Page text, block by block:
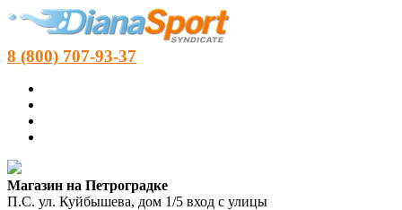
8 (800) 707-93-37
Магазин на Петроградке
П.С. ул. Куйбышева, дом 1/5 вход с улицы